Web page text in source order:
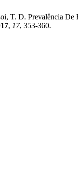
T. D. Prevalência De
, 17, 353-360.